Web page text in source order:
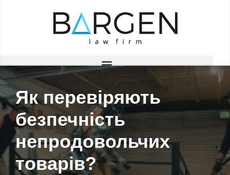
Як перевіряють
безпечність
непродовольчих
товарів?